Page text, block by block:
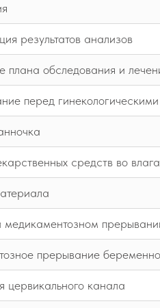
результатов анализов
плана обследования и
перед
средств во
прерывание
цервикального канала